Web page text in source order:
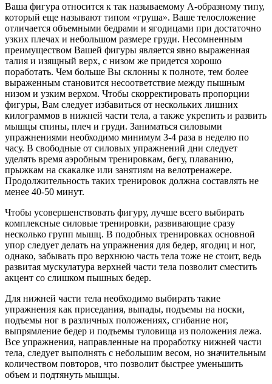
Ваша фигура относится к так называемому А-образному типу,
который еще называют типом «груша». Ваше телосложение
отличается объемными бедрами и ягодицами при достаточно
узких плечах и небольшом размере груди. Несомненным
преимуществом Вашей фигуры является явно выраженная
талия и изящный верх, с низом же придется хорошо
поработать. Чем больше Вы склонны к полноте, тем более
выраженным становится несоответствие между пышным
низом и узким верхом. Чтобы скорректировать пропорции
фигуры, Вам следует избавиться от нескольких лишних
килограммов в нижней части тела, а также укрепить и развить
мышцы спины, плеч и груди. Заниматься силовыми
упражнениями необходимо минимум 3-4 раза в неделю по
часу. В свободные от силовых упражнений дни следует
уделять время аэробным тренировкам, бегу, плаванию,
прыжкам на скакалке или занятиям на велотренажере.
Продолжительность таких тренировок должна составлять не
менее 40-50 минут.
Чтобы усовершенствовать фигуру, лучше всего выбирать
комплексные силовые тренировки, развивающие сразу
несколько групп мышц. В подобных тренировках основной
упор следует делать на упражнения для бедер, ягодиц и ног,
однако, забывать про верхнюю часть тела тоже не стоит, ведь
развитая мускулатура верхней части тела позволит сместить
акцент со слишком пышных бедер.
Для нижней части тела необходимо выбирать такие
упражнения как приседания, выпады, подъемы на носки,
подъемы ног в различных положениях, сгибание ног,
выпрямление бедер и подъемы туловища из положения лежа.
Все упражнения, направленные на проработку нижней части
тела, следует выполнять с небольшим весом, но значительным
количеством повторов, что позволит быстрее уменьшить
объем и подтянуть мышцы.